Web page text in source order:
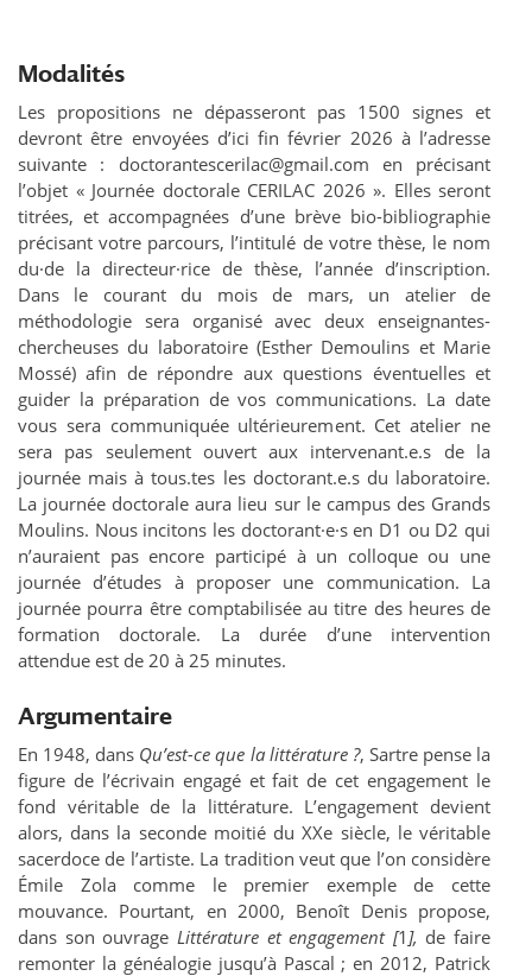
Modalités
Les propositions ne dépasseront pas 1500 signes et
devront être envoyées d’ici fin février 2026 à l’adresse
suivante : doctorantescerilac@gmail.com en précisant
l’objet « Journée doctorale CERILAC 2026 ». Elles seront
titrées, et accompagnées d’une brève bio-bibliographie
précisant votre parcours, l’intitulé de votre thèse, le nom
du·de la directeur·rice de thèse, l’année d’inscription.
Dans le courant du mois de mars, un atelier de
méthodologie sera organisé avec deux enseignantes-
chercheuses du laboratoire (Esther Demoulins et Marie
Mossé) afin de répondre aux questions éventuelles et
guider la préparation de vos communications. La date
vous sera communiquée ultérieurement. Cet atelier ne
sera pas seulement ouvert aux intervenant.e.s de la
journée mais à tous.tes les doctorant.e.s du laboratoire.
La journée doctorale aura lieu sur le campus des Grands
Moulins. Nous incitons les doctorant·e·s en D1 ou D2 qui
n’auraient pas encore participé à un colloque ou une
journée d’études à proposer une communication. La
journée pourra être comptabilisée au titre des heures de
formation doctorale. La durée d’une intervention
attendue est de 20 à 25 minutes.
Argumentaire
En 1948, dans Qu’est-ce que la littérature ?, Sartre pense la
figure de l’écrivain engagé et fait de cet engagement le
fond véritable de la littérature. L’engagement devient
alors, dans la seconde moitié du XXe siècle, le véritable
sacerdoce de l’artiste. La tradition veut que l’on considère
Émile Zola comme le premier exemple de cette
mouvance. Pourtant, en 2000, Benoît Denis propose,
dans son ouvrage Littérature et engagement [1 ], de faire
remonter la généalogie jusqu’à Pascal ; en 2012, Patrick